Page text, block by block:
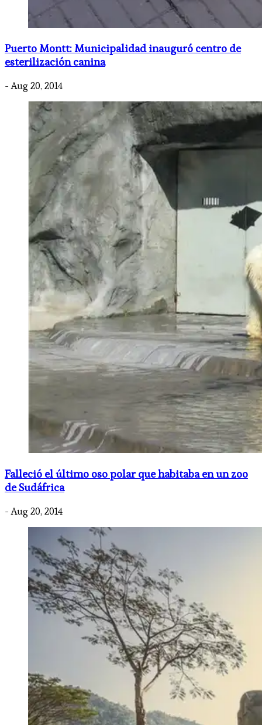
Puerto Montt: Municipalidad inauguró centro de
esterilización canina
- Aug 20, 2014
Falleció el último oso polar que habitaba en un zoo
de Sudáfrica
- Aug 20, 2014